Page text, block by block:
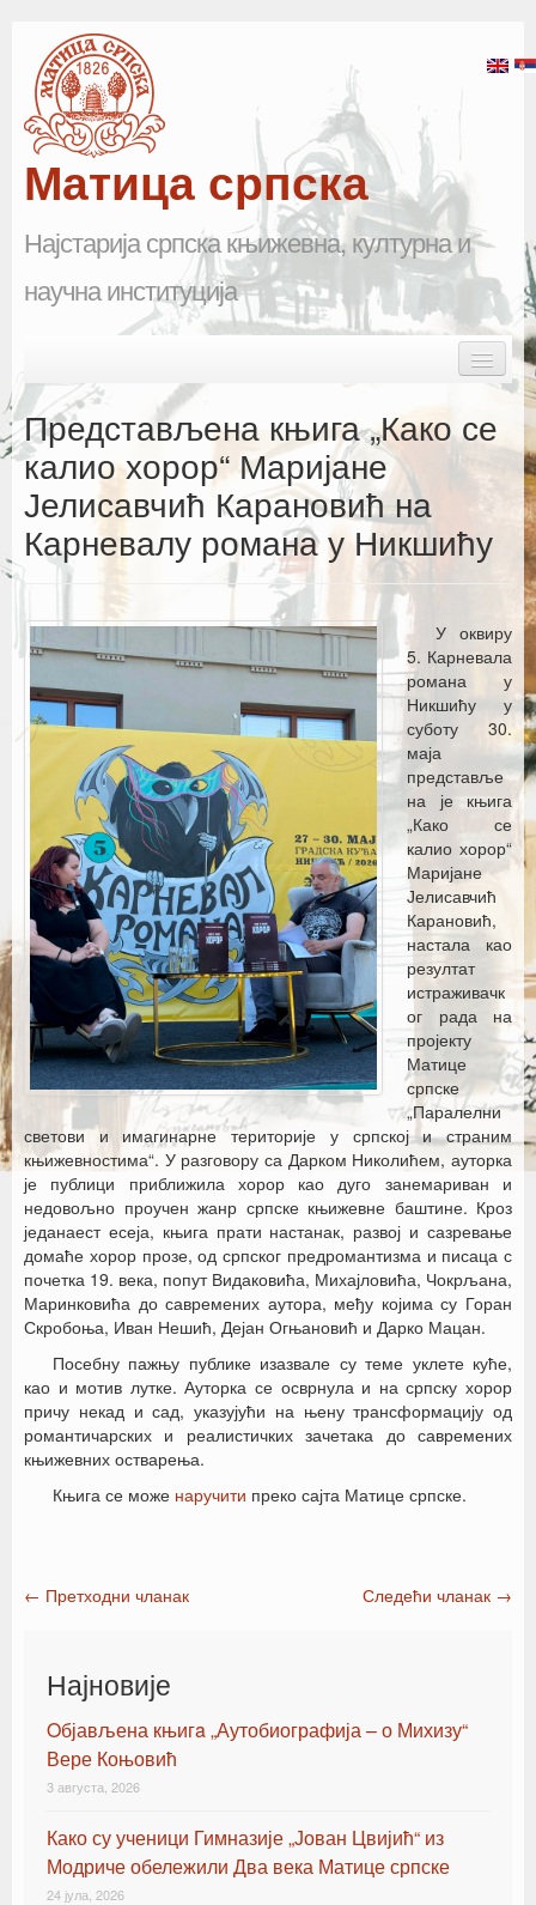
Матица српска
Најстарија српска књижевна, културна и
научна институција
Почетна
Матица српска
Научна одељења
Каталог издања
Летопис Матице српске
Е–издања
Вести
Најаве
Представљена књига „Како се
калио хорор“ Маријане
Јелисавчић Карановић на
Карневалу романа у Никшићу
У оквиру
5. Карневала
романа у
Никшићу у
суботу 30.
маја
представље
на је књига
„Како се
калио хорор“
Маријане
Јелисавчић
Карановић,
настала као
резултат
истраживачк
ог рада на
пројекту
Матице
српске
„Паралелни
светови и имагинарне територије у српској и страним
књижевностима“. У разговору са Дарком Николићем, ауторка
је публици приближила хорор као дуго занемариван и
недовољно проучен жанр српске књижевне баштине. Кроз
једанаест есеја, књига прати настанак, развој и сазревање
домаће хорор прозе, од српског предромантизма и писаца с
почетка 19. века, попут Видаковића, Михајловића, Чокрљана,
Маринковића до савремених аутора, међу којима су Горан
Скробоња, Иван Нешић, Дејан Огњановић и Дарко Мацан.
Посебну пажњу публике изазвале су теме уклете куће,
као и мотив лутке. Ауторка се осврнула и на српску хорор
причу некад и сад, указујући на њену трансформацију од
романтичарских и реалистичких зачетака до савремених
књижевних остварења.
Књига се може наручити преко сајта Матице српске.
Post navigation
Следећи чланак →
← Претходни чланак
Најновије
Oбјављена књигa „Аутобиографија – о Михизу“
Вере Коњовић
3 августа, 2026
Како су ученици Гимназије „Јован Цвијић“ из
Модриче обележили Два века Матице српске
24 јула, 2026